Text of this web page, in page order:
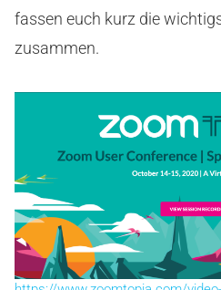
fassen euch kurz die
zusammen.